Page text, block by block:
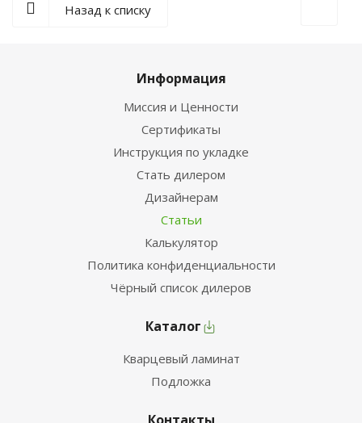
Назад к списку
Информация
Миссия и Ценности
Сертификаты
Инструкция по укладке
Стать дилером
Дизайнерам
Статьи
Калькулятор
Политика конфиденциальности
Чёрный список дилеров
Каталог
Кварцевый ламинат
Подложка